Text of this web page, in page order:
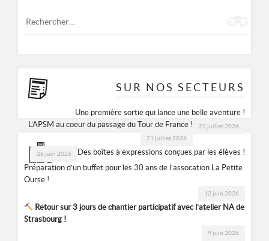
SUR NOS SECTEURS
Une première sortie qui lance une belle aventure !
22 juillet 2026
L’APSM au coeur du passage du Tour de France !
21 juillet 2026
Des boîtes à expressions conçues par les élèves !
26 juin 2026
Préparation d’un buffet pour les 30 ans de l’assocation La Petite
Ourse !
12 juin 2026
Retour sur 3 jours de chantier participatif avec l’atelier NA de
Strasbourg !
9 juin 2026